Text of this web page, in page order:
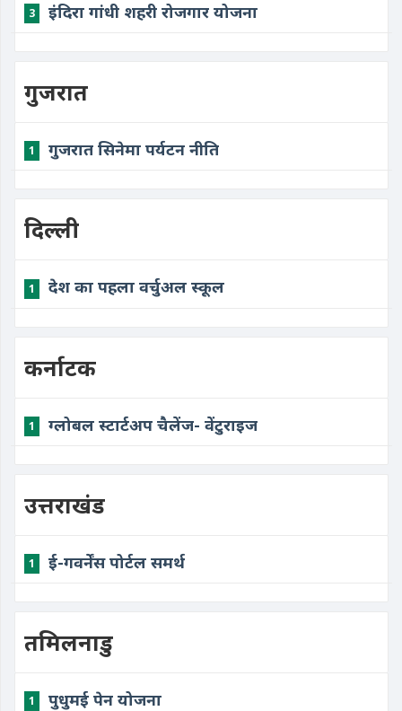
3 इंदिरा गांधी शहरी रोजगार योजना
गुजरात
1 गुजरात सिनेमा पर्यटन नीति
दिल्ली
1 देश का पहला वर्चुअल स्कूल
कर्नाटक
1 ग्लोबल स्टार्टअप चैलेंज- वेंटुराइज
उत्तराखंड
1 ई-गवर्नेंस पोर्टल समर्थ
तमिलनाडु
1 पुधुमई पेन योजना